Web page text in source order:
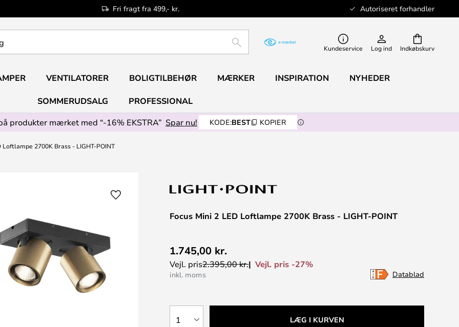
Fri fragt fra 499,- kr. Autoriseret forhandler
Indkøbskurv
SØG Kundeservice Log ind
VENTILATORER BOLIGTILBEHØR MÆRKER INSPIRATION NYHEDER
SOMMERUDSALG
PROFESSIONAL
produkter mærket med “-16% EKSTRA” Spar nu! KODE:BEST KOPIER
Loftlampe 2700K Brass - LIGHT-POINT
Focus Mini 2 LED Loftlampe 2700K Brass - LIGHT-POINT
1.745,00 kr.
Vejl. pris2.395,00 kr. Vejl. pris -27%
inkl. moms Datablad
1 LÆG I KURVEN